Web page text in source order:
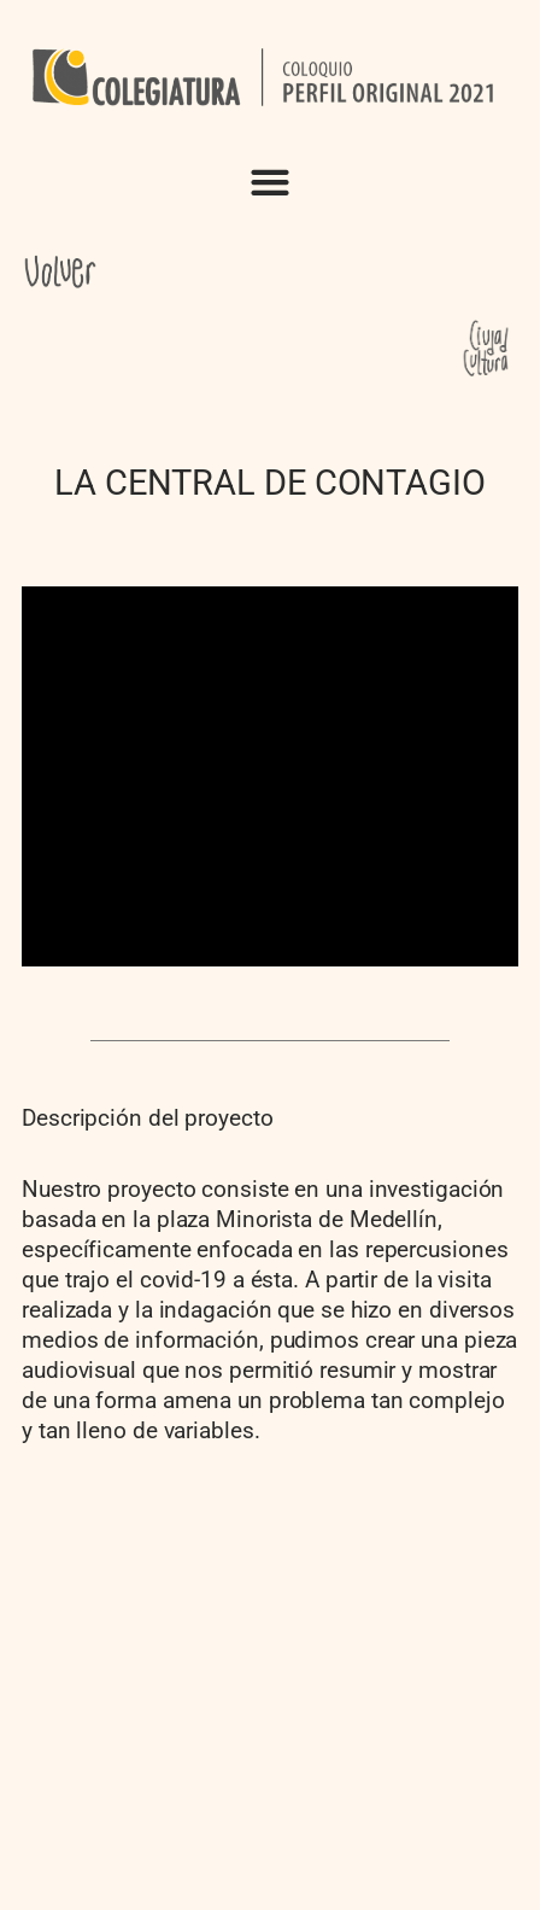
LA CENTRAL DE CONTAGIO
Descripción del proyecto
Nuestro proyecto consiste en una investigación
basada en la plaza Minorista de Medellín,
específicamente enfocada en las repercusiones
que trajo el covid-19 a ésta. A partir de la visita
realizada y la indagación que se hizo en diversos
medios de información, pudimos crear una pieza
audiovisual que nos permitió resumir y mostrar
de una forma amena un problema tan complejo
y tan lleno de variables.